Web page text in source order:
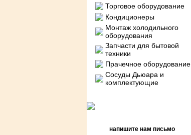
Торговое оборудование
Кондиционеры
Монтаж холодильного
оборудования
Запчасти для бытовой
техники
Прачечное оборудование
Сосуды Дьюара и
комплектующие
напишите нам письмо